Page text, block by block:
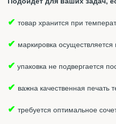
✔ товар хранится при
✔ маркировка
✔ упаковка не подвергается
✔ важна качественная печать
✔ требуется оптимальное